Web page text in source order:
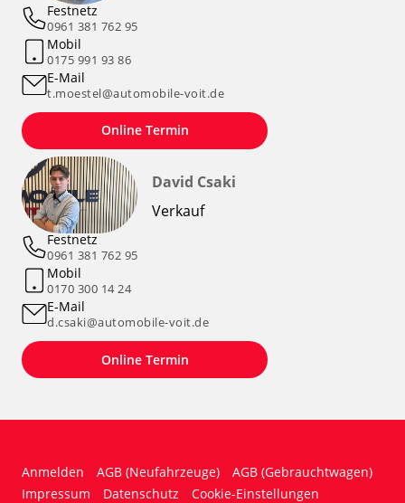
Festnetz
0961 381 762 95
Mobil
0175 991 93 86
E-Mail
t.moestel@automobile-voit.de
Online Termin
David Csaki
Verkauf
Festnetz
0961 381 762 95
Mobil
0170 300 14 24
E-Mail
d.csaki@automobile-voit.de
Online Termin
Anmelden AGB (Neufahrzeuge)
AGB (Gebrauchtwagen)
Impressum
Datenschutz Cookie-Einstellungen